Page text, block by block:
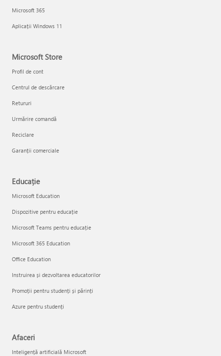
Microsoft 365
Aplicații Windows 11
Microsoft Store
Profil de cont
Centrul de descărcare
Retururi
Urmărire comandă
Reciclare
Garanții comerciale
Educație
Microsoft Education
Dispozitive pentru educație
Microsoft Teams pentru educație
Microsoft 365 Education
Office Education
Instruirea și dezvoltarea educatorilor
Promoții pentru studenți și părinți
Azure pentru studenți
Afaceri
Inteligență artificială Microsoft